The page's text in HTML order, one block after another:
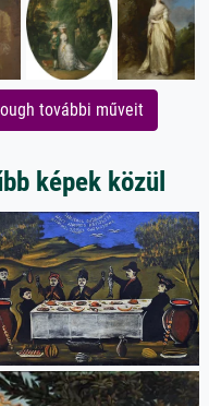
további műveit
képek közül